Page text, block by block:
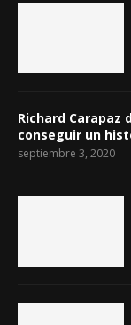
Richard Carapaz
conseguir un
septiembre 3, 2020